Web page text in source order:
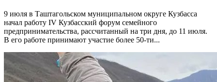
9 июля в Таштагольском муниципальном округе Кузбасса
начал работу IV Кузбасский форум семейного
предпринимательства, рассчитанный на три дня, до 11 июля.
В его работе принимают участие более 50-ти...